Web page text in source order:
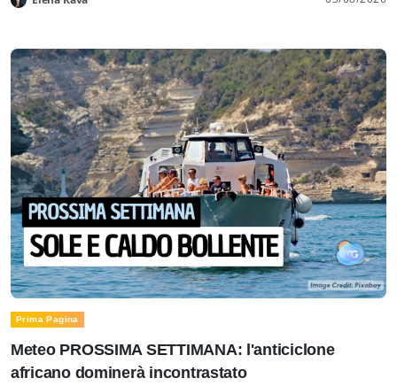
Prima Pagina
Meteo PROSSIMA SETTIMANA: l'anticiclone
africano dominerà incontrastato